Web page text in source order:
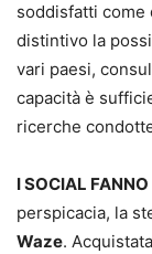
soddisfatti come
distintivo la
vari paesi,
capacità è
ricerche
I SOCIAL
perspicacia, la
Waze.